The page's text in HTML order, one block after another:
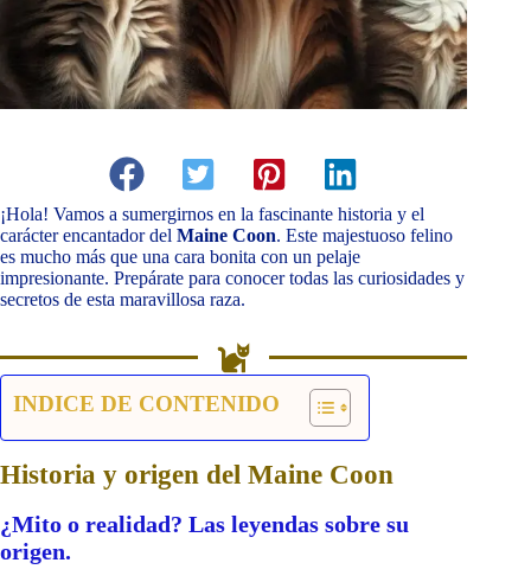
¡Hola! Vamos a sumergirnos en la fascinante historia y el
carácter encantador del Maine Coon. Este majestuoso felino
es mucho más que una cara bonita con un pelaje
impresionante. Prepárate para conocer todas las curiosidades y
secretos de esta maravillosa raza.
INDICE DE CONTENIDO
Historia y origen del Maine Coon
¿Mito o realidad? Las leyendas sobre su
origen.